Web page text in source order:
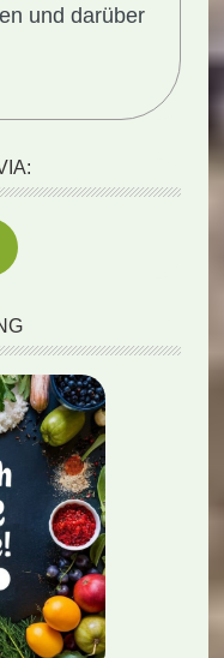
und darüber